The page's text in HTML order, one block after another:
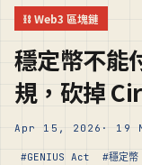
⛓️ Web3 區塊鏈
穩定幣不能
規，砍掉
Apr 15, 2026 · 19
#GENIUS Act #穩定幣